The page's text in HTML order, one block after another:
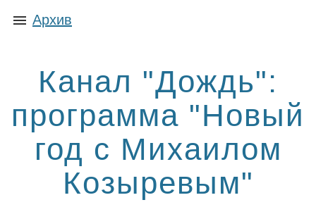
Архив
Канал "Дождь":
программа "Новый
год с Михаилом
Козыревым"